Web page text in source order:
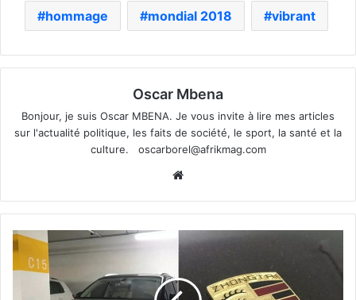
hommage mondial 2018 vibrant
Oscar Mbena
Bonjour, je suis Oscar MBENA. Je vous invite à lire mes articles
sur l'actualité politique, les faits de société, le sport, la santé et la
culture. oscarborel@afrikmag.com